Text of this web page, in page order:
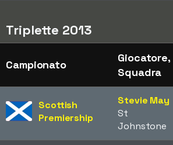
Triplette 2013
Campionato
Giocatore,
Squadra
Scottish
Premiership
Stevie May
St
Johnstone